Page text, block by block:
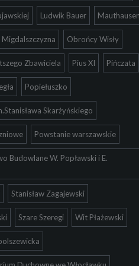
Ludwik Bauer
Migdalszczyzna Obrońcy Wisły
Zbawiciela Pius XI Pińczata
Popiełuszko
Skarżyńskiego
Powstanie warszawskie
Budowlane W. Popławski i E.
Stanisław Zagajewski
Szare Szeregi Wit Płażewski